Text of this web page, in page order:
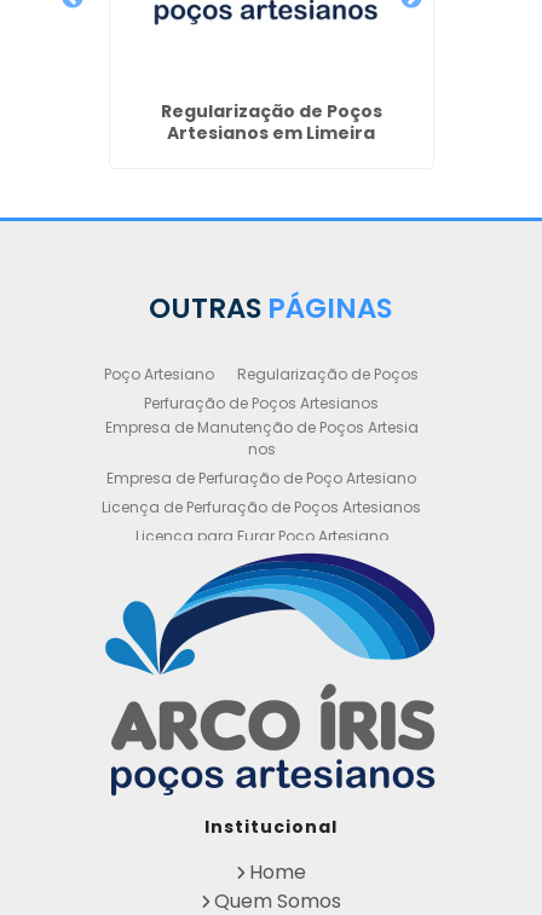
Regularização de Poços
Artesianos em Limeira
OUTRAS PÁGINAS
Poço Artesiano
Regularização de Poços
Perfuração de Poços Artesianos
Empresa de Manutenção de Poços Artesia
nos
Empresa de Perfuração de Poço Artesiano
Licença de Perfuração de Poços Artesianos
Licença para Furar Poço Artesiano
Licença para Perfuração de Poço Artesiano
Licença para Poço Semi Artesiano
Manutenção de Poço Semi Artesiano
Manutenção Preventiva de Poços Artesiano
Obtenha sua Licença de Perfuração de Poç
o Artesiano
Orçamento de Poço Semi Artesiano
Orçamento para Perfuração de Poço Artesi
ano
Outorga DAEE para Poço Artesiano
cos
nos
Institucional
Home
Quem Somos